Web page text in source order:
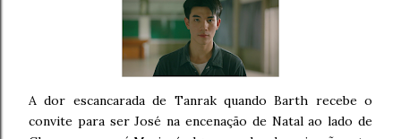
A dor escancarada de Tanrak quando Barth recebe o
convite para ser José na encenação de Natal ao lado de